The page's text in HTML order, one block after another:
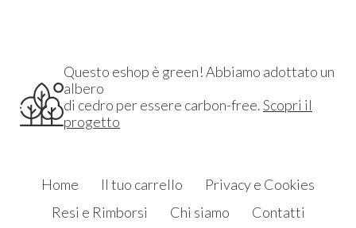
Questo eshop è green! Abbiamo adottato un
albero
di cedro per essere carbon-free.Scopri il
progetto
Home Il tuo carrello
Privacy e Cookies
Resi e Rimborsi
Chi siamo Contatti